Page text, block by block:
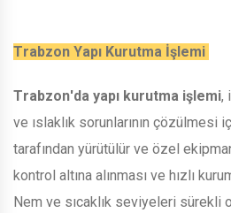
Trabzon Yapı Kurutma İşlemi
Trabzon'da yapı kurutma işlemi,
ve ıslaklık sorunlarının çözülmesi
tarafından yürütülür ve özel
kontrol altına alınması ve hızlı
Nem ve sıcaklık seviyeleri sürekli